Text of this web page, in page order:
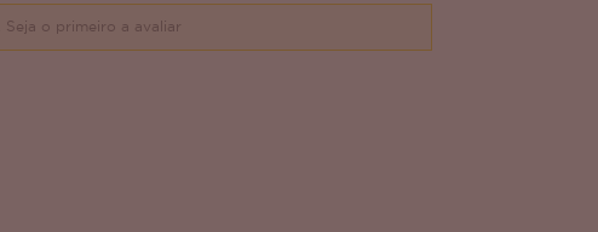
Seja o primeiro a avaliar